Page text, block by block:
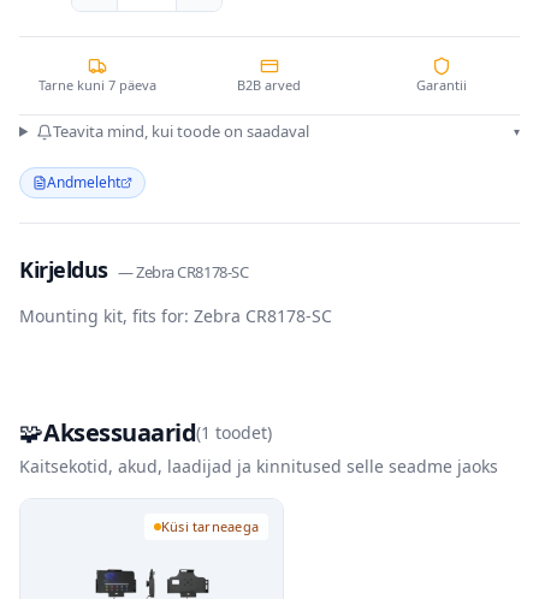
Tarne kuni 7 päeva B2B arved Garantii
Teavita mind, kui toode on saadaval ▾
Andmeleht
Kirjeldus —Zebra CR8178-SC
Mounting kit, fits for: Zebra CR8178-SC
🧩Aksessuaarid(1 toodet)
Kaitsekotid, akud, laadijad ja kinnitused selle seadme jaoks
Küsi tarneaega